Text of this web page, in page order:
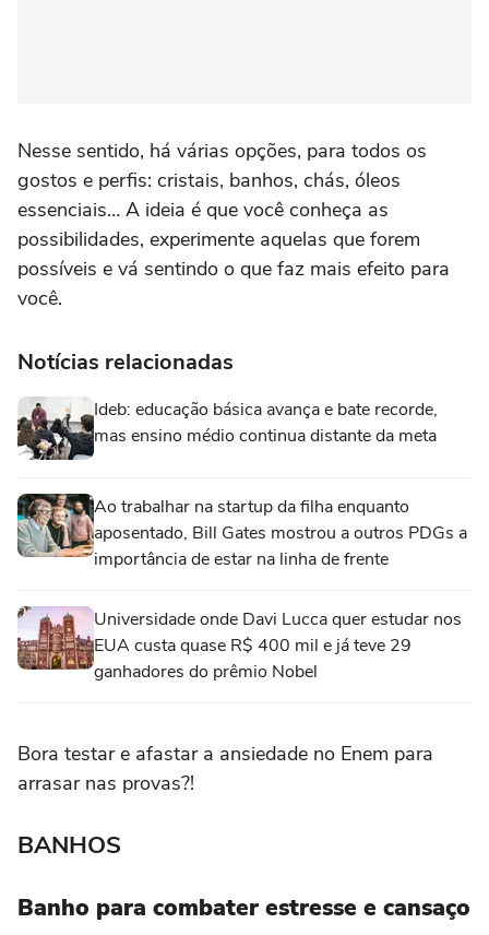
Nesse sentido, há várias opções, para todos os
gostos e perfis: cristais, banhos, chás, óleos
essenciais… A ideia é que você conheça as
possibilidades, experimente aquelas que forem
possíveis e vá sentindo o que faz mais efeito para
você.
Notícias relacionadas
Ideb: educação básica avança e bate recorde,
mas ensino médio continua distante da meta
Ao trabalhar na startup da filha enquanto
aposentado, Bill Gates mostrou a outros PDGs a
importância de estar na linha de frente
Universidade onde Davi Lucca quer estudar nos
EUA custa quase R$ 400 mil e já teve 29
ganhadores do prêmio Nobel
Bora testar e afastar a ansiedade no Enem para
arrasar nas provas?!
BANHOS
Banho para combater estresse e cansaço